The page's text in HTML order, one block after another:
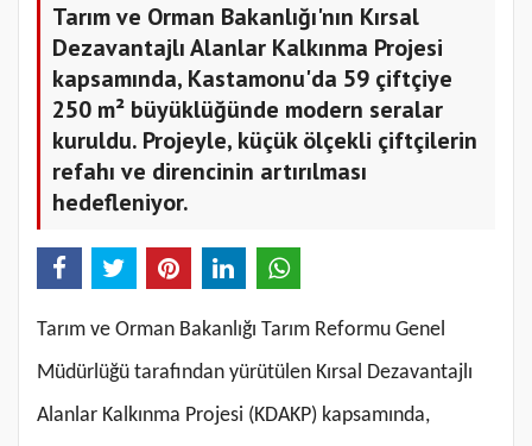
Tarım ve Orman Bakanlığı'nın Kırsal
Dezavantajlı Alanlar Kalkınma Projesi
kapsamında, Kastamonu'da 59 çiftçiye
250 m² büyüklüğünde modern seralar
kuruldu. Projeyle, küçük ölçekli çiftçilerin
refahı ve direncinin artırılması
hedefleniyor.
Tarım ve Orman Bakanlığı Tarım Reformu Genel
Müdürlüğü tarafından yürütülen Kırsal Dezavantajlı
Alanlar Kalkınma Projesi (KDAKP) kapsamında,